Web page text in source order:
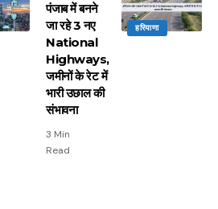
हरियाणा
पंजाब में बनने
जा रहे 3 नए
National
Highways,
जमीनों के रेट में
भारी उछाल की
संभावना
3 Min
Read